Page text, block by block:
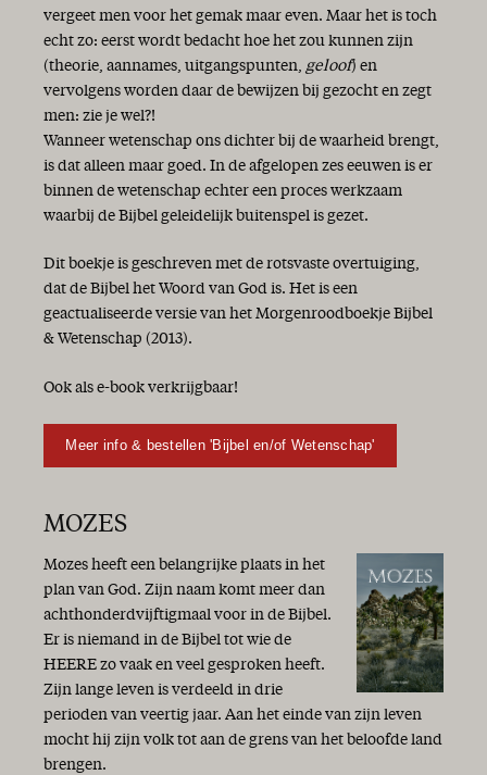
vergeet men voor het gemak maar even. Maar het is toch
echt zo: eerst wordt bedacht hoe het zou kunnen zijn
(theorie, aannames, uitgangspunten, geloof) en
vervolgens worden daar de bewijzen bij gezocht en zegt
men: zie je wel?!
Wanneer wetenschap ons dichter bij de waarheid brengt,
is dat alleen maar goed. In de afgelopen zes eeuwen is er
binnen de wetenschap echter een proces werkzaam
waarbij de Bijbel geleidelijk buitenspel is gezet.
Dit boekje is geschreven met de rotsvaste overtuiging,
dat de Bijbel het Woord van God is. Het is een
geactualiseerde versie van het Morgenroodboekje Bijbel
& Wetenschap (2013).
Ook als e-book verkrijgbaar!
Meer info & bestellen 'Bijbel en/of Wetenschap'
MOZES
Mozes heeft een belangrijke plaats in het
plan van God. Zijn naam komt meer dan
achthonderdvijftigmaal voor in de Bijbel.
Er is niemand in de Bijbel tot wie de
HEERE zo vaak en veel gesproken heeft.
Zijn lange leven is verdeeld in drie
perioden van veertig jaar. Aan het einde van zijn leven
mocht hij zijn volk tot aan de grens van het beloofde land
brengen.